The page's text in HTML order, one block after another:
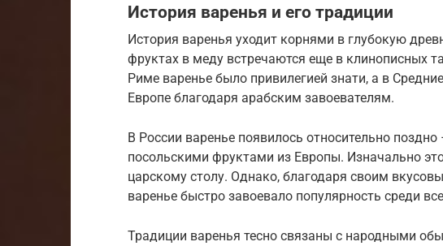
История варенья и его традиции
История варенья уходит корнями в глубокую
фруктах в меду встречаются еще в клинописных
Риме варенье было привилегией знати, а в
Европе благодаря арабским завоевателям.
В России варенье появилось относительно
посольскими фруктами из Европы. Изначально
царскому столу. Однако, благодаря своим
варенье быстро завоевало популярность среди
Традиции варенья тесно связаны с народными